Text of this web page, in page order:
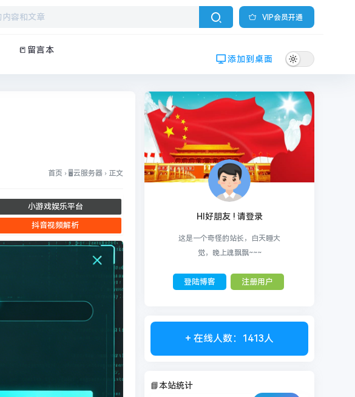
VIP会员开通
📒留言本
添加到桌面
首页 › 🖥︎云服务器 › 正文
小游戏娱乐平台
抖音视频解析
HI好朋友 ! 请登录
这是一个奇怪的站长，白天睡大
觉，晚上魂飘飘~~~
登陆博客 注册用户
+ 在线人数：1413人
📘本站统计